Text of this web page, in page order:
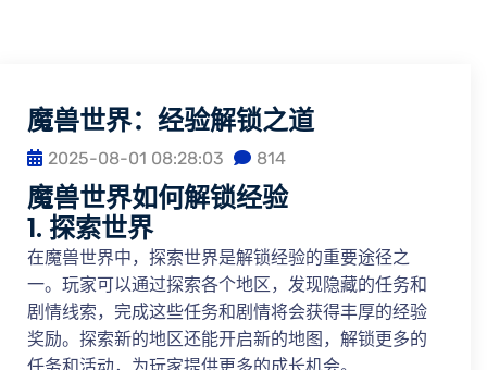
魔兽世界：经验解锁之道
2025-08-01 08:28:03 814
魔兽世界如何解锁经验
1. 探索世界
在魔兽世界中，探索世界是解锁经验的重要途径之
一。玩家可以通过探索各个地区，发现隐藏的任务和
剧情线索，完成这些任务和剧情将会获得丰厚的经验
奖励。探索新的地区还能开启新的地图，解锁更多的